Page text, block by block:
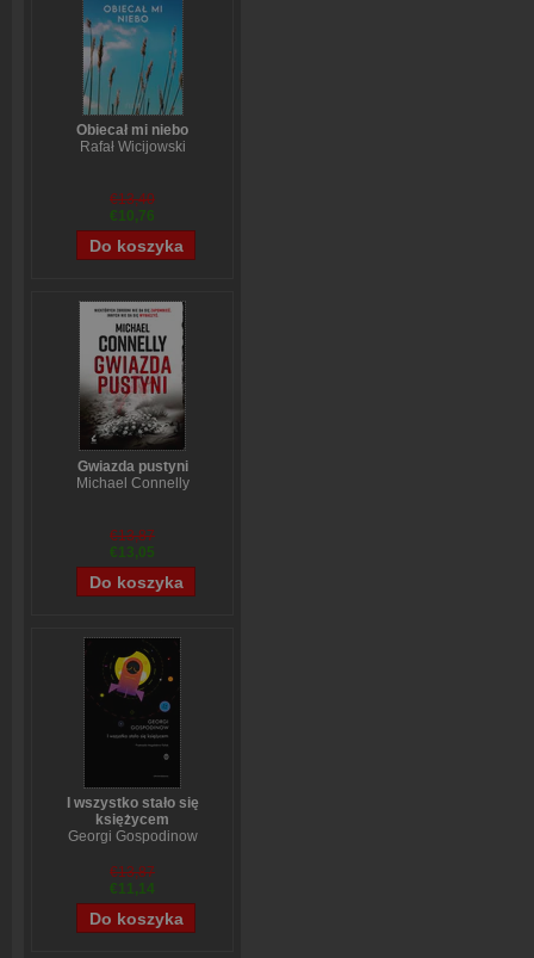
Obiecał mi niebo
Rafał Wicijowski
€13,40
€10,76
Gwiazda pustyni
Michael Connelly
€13,87
€13,05
I wszystko stało się
księżycem
Georgi Gospodinow
€13,87
€11,14